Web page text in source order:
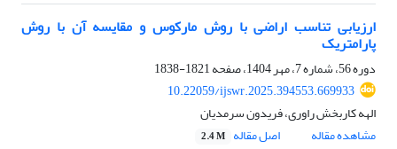
ارزیابی تناسب اراضی با روش مارکوس و مقایسه آن با روش
پارامتریک
دوره 56، شماره 7، مهر 1404، صفحه
1821-1838
10.22059/ijswr.2025.394553.669933
الهه کاربخش راوری، فریدون سرمدیان
مشاهده مقاله
اصل مقاله 2.4 M